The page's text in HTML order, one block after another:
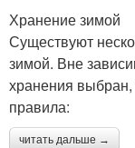
Хранение зимой
Существуют
зимой. Вне
хранения
правила:
читать дальше →